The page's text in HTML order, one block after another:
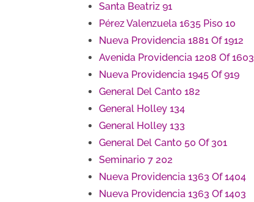
Santa Beatriz 91
Pérez Valenzuela 1635 Piso 10
Nueva Providencia 1881 Of 1912
Avenida Providencia 1208 Of 1603
Nueva Providencia 1945 Of 919
General Del Canto 182
General Holley 134
General Holley 133
General Del Canto 50 Of 301
Seminario 7 202
Nueva Providencia 1363 Of 1404
Nueva Providencia 1363 Of 1403